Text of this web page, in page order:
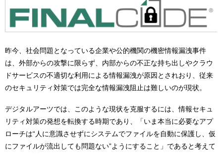
昨今、社会問題となっている企業や公的機関の機密情報漏洩事件
は、外部からの攻撃に限らず、内部からの不正な持ち出しやクラウ
ドサービスの不適切な利用による情報漏洩が原因とされおり、従来
のセキュリティ対策では完全な情報漏洩阻止は難しいのが現状。
デジタルアーツでは、このような現状を克服するには、情報セキュ
リティ対策の発想を転換する時期であり、「いま本当に必要なアプ
ローチは“人に意識させずにシステムでファイルを自動に保護し、仮
にファイルが流出しても問題ない”ようにすること」であると考えて